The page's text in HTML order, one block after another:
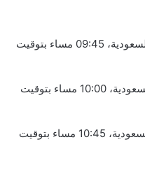
الساعة 10:45 مساء بتوقيت السعودية، 09:45 مساء بتوقيت
الساعة 11:00 مساء بتوقيت السعودية، 10:00 مساء بتوقيت
الساعة 11:45 مساء بتوقيت السعودية، 10:45 مساء بتوقيت